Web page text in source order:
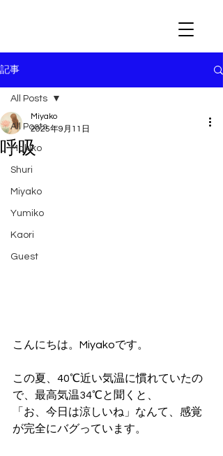
記事
All Posts
Makiko
Shuri
Miyako
Yumiko
Kaori
Guest
All Posts
呼吸
Miyako
2025年9月11日
こんにちは。Miyakoです。
この夏、40℃近い気温に慣れていたの
で、最高気温34℃と聞くと、
「お、今日は涼しいね」なんて、感覚
が完全にバグっています。